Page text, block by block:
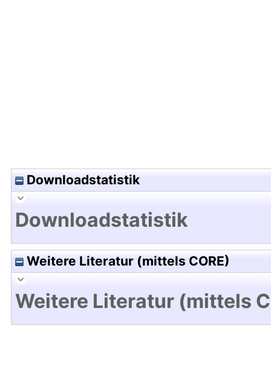
Downloadstatistik
Downloadstatistik
Weitere Literatur (mittels CORE)
Weitere Literatur (mittels